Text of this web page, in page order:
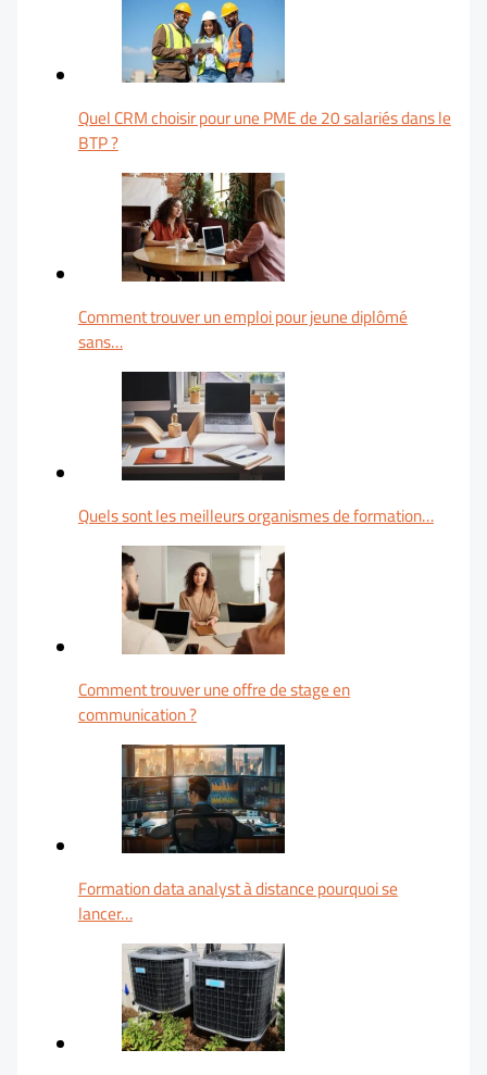
Quel CRM choisir pour une PME de 20 salariés dans le
BTP ?
Comment trouver un emploi pour jeune diplômé
sans…
Quels sont les meilleurs organismes de formation…
Comment trouver une offre de stage en
communication ?
Formation data analyst à distance pourquoi se
lancer…